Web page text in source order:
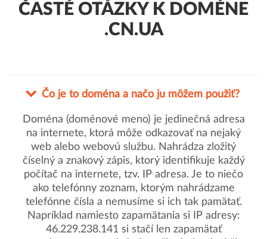
ČASTÉ OTÁZKY K DOMÉNE
.CN.UA
Čo je to doména a načo ju môžem použiť?
Doména (doménové meno) je jedinečná adresa
na internete, ktorá môže odkazovať na nejaký
web alebo webovú službu. Nahrádza zložitý
číselný a znakový zápis, ktorý identifikuje každý
počítač na internete, tzv. IP adresa. Je to niečo
ako telefónny zoznam, ktorým nahrádzame
telefónne čísla a nemusíme si ich tak pamätať.
Napríklad namiesto zapamätania si IP adresy:
46.229.238.141 si stačí len zapamätať